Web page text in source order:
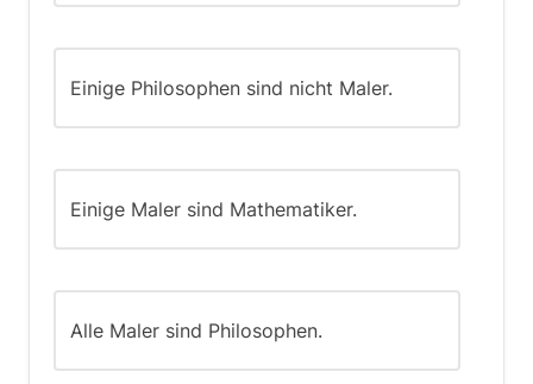
Einige Philosophen sind nicht Maler.
Einige Maler sind Mathematiker.
Alle Maler sind Philosophen.